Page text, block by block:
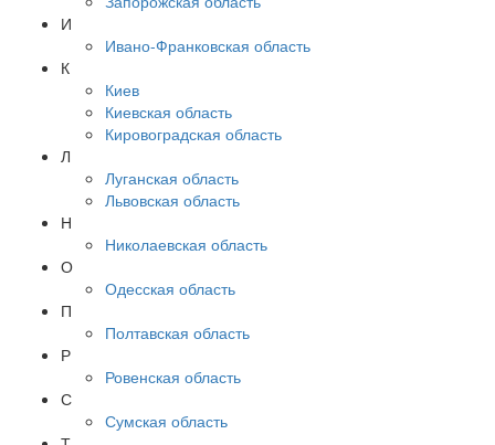
И
Ивано-Франковская область
К
Киев
Киевская область
Кировоградская область
Л
Луганская область
Львовская область
Н
Николаевская область
О
Одесская область
П
Полтавская область
Р
Ровенская область
С
Сумская область